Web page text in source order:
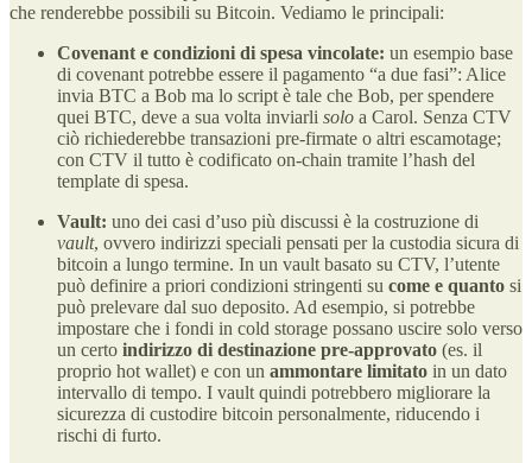
che renderebbe possibili su Bitcoin. Vediamo le principali:
Covenant e condizioni di spesa vincolate: un esempio base
di covenant potrebbe essere il pagamento “a due fasi”: Alice
invia BTC a Bob ma lo script è tale che Bob, per spendere
quei BTC, deve a sua volta inviarli solo a Carol. Senza CTV
ciò richiederebbe transazioni pre-firmate o altri escamotage;
con CTV il tutto è codificato on-chain tramite l’hash del
template di spesa.
Vault: uno dei casi d’uso più discussi è la costruzione di
vault, ovvero indirizzi speciali pensati per la custodia sicura di
bitcoin a lungo termine. In un vault basato su CTV, l’utente
può definire a priori condizioni stringenti su come e quanto si
può prelevare dal suo deposito. Ad esempio, si potrebbe
impostare che i fondi in cold storage possano uscire solo verso
un certo indirizzo di destinazione pre-approvato (es. il
proprio hot wallet) e con un ammontare limitato in un dato
intervallo di tempo​. I vault quindi potrebbero migliorare la
sicurezza di custodire bitcoin personalmente, riducendo i
rischi di furto.